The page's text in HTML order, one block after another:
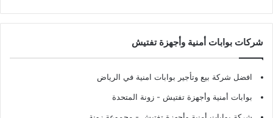
شركات بوابات أمنية وأجهزة تفتيش
افضل شركة بيع وتأجير بوابات امنية في الرياض
بوابات أمنية وأجهزة تفتيش - زونة المتحدة